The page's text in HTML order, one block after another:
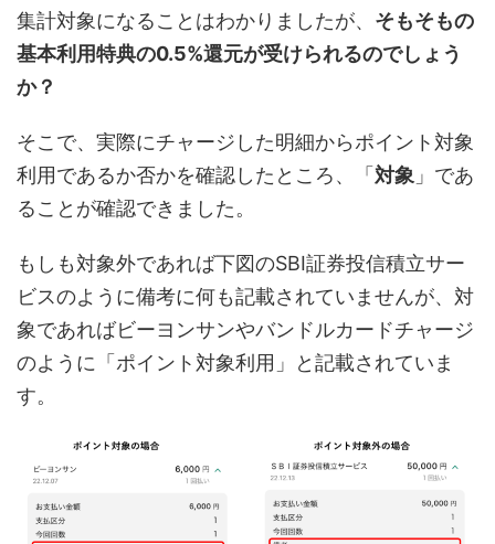
集計対象になることはわかりましたが、 そもそもの
基本利用特典の0.5%還元が受けられるのでしょう
か？
そこで、実際にチャージした明細からポイント対象
利用であるか否かを確認したところ、「対象 」であ
ることが確認できました。
もしも対象外であれば下図のSBI証券投信積立サー
ビスのように備考に何も記載されていませんが、対
象であればビーヨンサンやバンドルカードチャージ
のように「ポイント対象利用」と記載されていま
す。